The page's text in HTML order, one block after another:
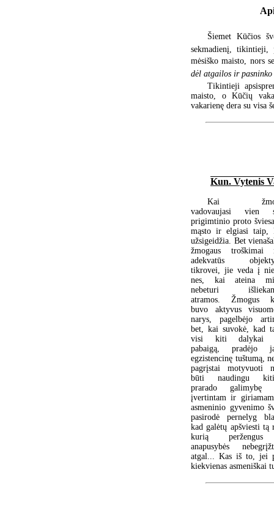
Šiemet Kūčios
sekmadienį, tikintieji,
mėsiško maisto, nors
dėl atgailos ir pasninko
Tikintieji
maisto, o Kūčių
vakarienę dera su visa
Kun. Vytenis
Kai
vadovaujasi vien
prigimtinio proto
mąsto ir elgiasi taip,
užsigeidžia. Bet
žmogaus troškimai
adekvatūs
tikrovei, jie veda į
nes, kai ateina
nebeturi
atramos. Žmogus
buvo aktyvus
narys, pagelbėjo
bet, kai suvokė, kad
visi kiti dalykai
pabaigą, pradėjo
egzistencinę tuštumą,
pagrįstai motyvuoti
būti naudingu
prarado galimybę
įvertintam ir
asmeninio gyvenimo
pasirodė pernelyg
kad galėtų apšviesti tą
kurią
anapusybės
atgal... Kas iš to, jei
kiekvienas asmeniškai